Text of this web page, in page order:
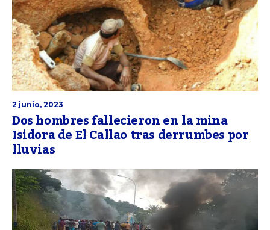
2 junio, 2023
Dos hombres fallecieron en la mina
Isidora de El Callao tras derrumbes por
lluvias